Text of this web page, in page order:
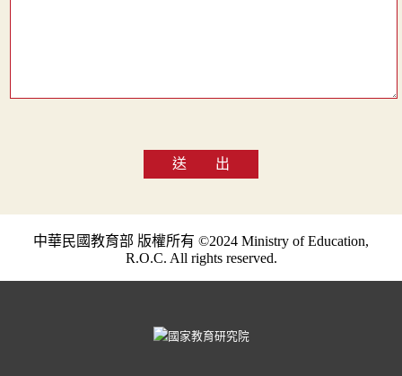
送 出
中華民國教育部 版權所有 ©2024 Ministry of Education,
R.O.C. All rights reserved.